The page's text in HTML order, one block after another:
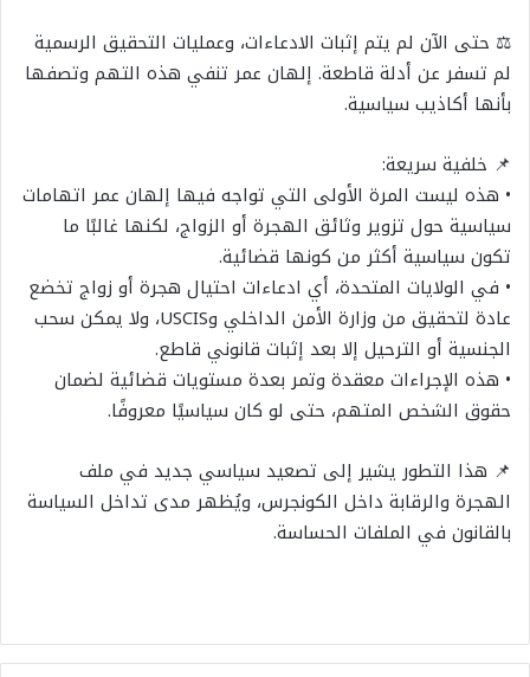
⚖️ حتى الآن لم يتم إثبات الادعاءات، وعمليات التحقيق الرسمية
لم تسفر عن أدلة قاطعة. إلهان عمر تنفي هذه التهم وتصفها
بأنها أكاذيب سياسية.
📌 خلفية سريعة:
• هذه ليست المرة الأولى التي تواجه فيها إلهان عمر اتهامات
سياسية حول تزوير وثائق الهجرة أو الزواج، لكنها غالبًا ما
تكون سياسية أكثر من كونها قضائية.
• في الولايات المتحدة، أي ادعاءات احتيال هجرة أو زواج تخضع
عادة لتحقيق من وزارة الأمن الداخلي وUSCIS، ولا يمكن سحب
الجنسية أو الترحيل إلا بعد إثبات قانوني قاطع.
• هذه الإجراءات معقدة وتمر بعدة مستويات قضائية لضمان
حقوق الشخص المتهم، حتى لو كان سياسيًا معروفًا.
📌 هذا التطور يشير إلى تصعيد سياسي جديد في ملف
الهجرة والرقابة داخل الكونجرس، ويُظهر مدى تداخل السياسة
بالقانون في الملفات الحساسة.